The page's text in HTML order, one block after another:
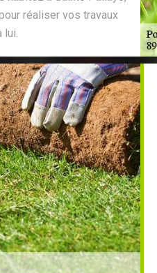
réaliser vos travaux
lui.